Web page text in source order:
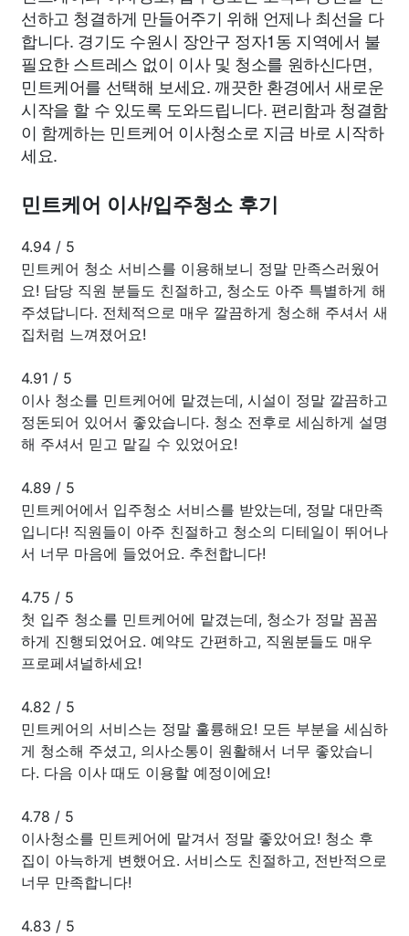
선하고 청결하게 만들어주기 위해 언제나 최선을 다
합니다. 경기도 수원시 장안구 정자1동 지역에서 불
필요한 스트레스 없이 이사 및 청소를 원하신다면,
민트케어를 선택해 보세요. 깨끗한 환경에서 새로운
시작을 할 수 있도록 도와드립니다. 편리함과 청결함
이 함께하는 민트케어 이사청소로 지금 바로 시작하
세요.
민트케어 이사/입주청소 후기
4.94 / 5
민트케어 청소 서비스를 이용해보니 정말 만족스러웠어
요! 담당 직원 분들도 친절하고, 청소도 아주 특별하게 해
주셨답니다. 전체적으로 매우 깔끔하게 청소해 주셔서 새
집처럼 느껴졌어요!
4.91 / 5
이사 청소를 민트케어에 맡겼는데, 시설이 정말 깔끔하고
정돈되어 있어서 좋았습니다. 청소 전후로 세심하게 설명
해 주셔서 믿고 맡길 수 있었어요!
4.89 / 5
민트케어에서 입주청소 서비스를 받았는데, 정말 대만족
입니다! 직원들이 아주 친절하고 청소의 디테일이 뛰어나
서 너무 마음에 들었어요. 추천합니다!
4.75 / 5
첫 입주 청소를 민트케어에 맡겼는데, 청소가 정말 꼼꼼
하게 진행되었어요. 예약도 간편하고, 직원분들도 매우
프로페셔널하세요!
4.82 / 5
민트케어의 서비스는 정말 훌륭해요! 모든 부분을 세심하
게 청소해 주셨고, 의사소통이 원활해서 너무 좋았습니
다. 다음 이사 때도 이용할 예정이에요!
4.78 / 5
이사청소를 민트케어에 맡겨서 정말 좋았어요! 청소 후
집이 아늑하게 변했어요. 서비스도 친절하고, 전반적으로
너무 만족합니다!
4.83 / 5